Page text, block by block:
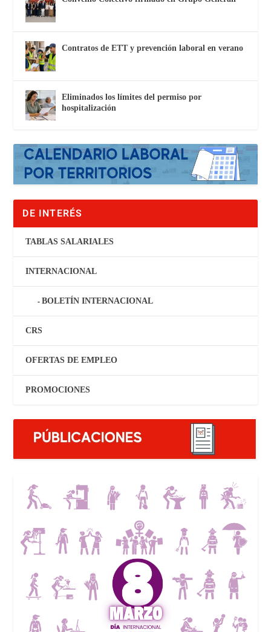
Contratos de ETT y prevención laboral en verano
Eliminados los límites del permiso por
hospitalización
DE INTERÉS
TABLAS SALARIALES
INTERNACIONAL
BOLETÍN INTERNACIONAL
CRS
OFERTAS DE EMPLEO
PROMOCIONES